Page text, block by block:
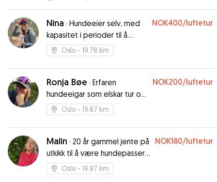
og kontaktet dyrlege da Canto ble dårlig en
natt. Holdt oss oppdatert hele veien med bilder
og spurte om de lurte på noe. Fikk skikkelig
følelsen av at de gjorde alt for at han skulle
trives. Her er hunden din trygg, anbefaler Idunn
Nina · Hundeeier selv, med
kapasitet i perioder til å
passe
NOK400/luftetur
Oslo - 19.78 km
Ronja Bøe · Erfaren
hundeeigar som elskar tur og
kos!
NOK200/luftetur
Oslo - 19.87 km
Malin · 20 år gammel jente på
utkikk til å være hundepasser.
Ekstremt glad i hunder
NOK180/luftetur
Oslo - 19.87 km